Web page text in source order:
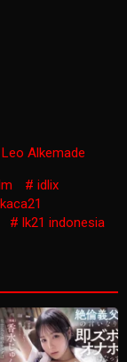
Leo Alkemade
idlix
kaca21
lk21 indonesia